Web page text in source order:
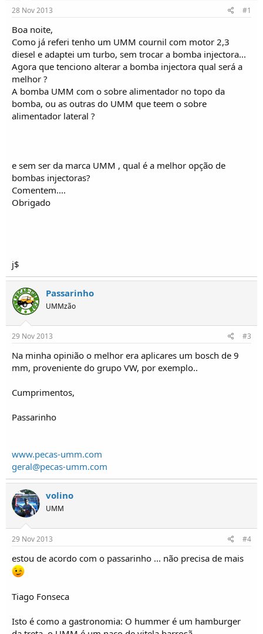
d
o
r
e
T
ó
p
i
c
o
s
i
o
28 Nov 2013 #1
Boa noite,
Como já referi tenho um UMM cournil com motor 2,3
diesel e adaptei um turbo, sem trocar a bomba injectora...
Agora que tenciono alterar a bomba injectora qual será a
melhor ?
A bomba UMM com o sobre alimentador no topo da
bomba, ou as outras do UMM que teem o sobre
alimentador lateral ?
e sem ser da marca UMM , qual é a melhor opção de
bombas injectoras?
Comentem....
Obrigado
j$
Passarinho
UMMzão
29 Nov 2013 #3
Na minha opinião o melhor era aplicares um bosch de 9
mm, proveniente do grupo VW, por exemplo..
Cumprimentos,
Passarinho
www.pecas-umm.com
geral@pecas-umm.com
volino
UMM
29 Nov 2013 #4
estou de acordo com o passarinho ... não precisa de mais
Tiago Fonseca
Isto é como a gastronomia: O hummer é um hamburger